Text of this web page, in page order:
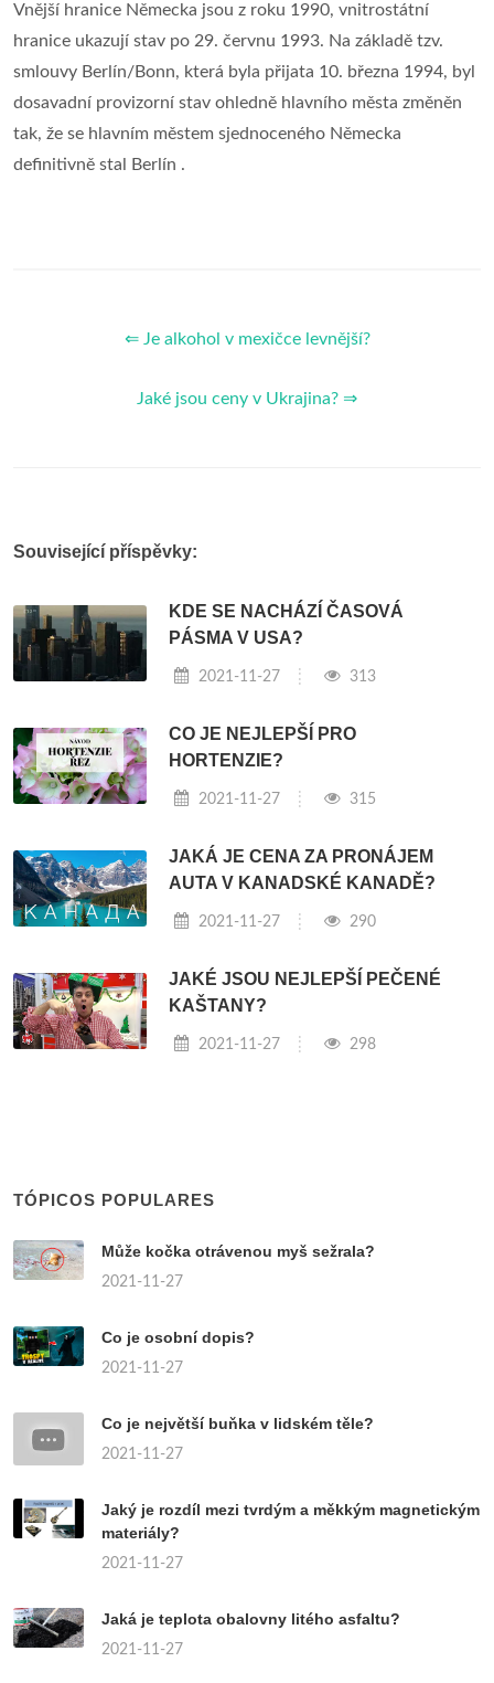
Vnější hranice Německa jsou z roku 1990, vnitrostátní
hranice ukazují stav po 29. červnu 1993. Na základě tzv.
smlouvy Berlín/Bonn, která byla přijata 10. března 1994, byl
dosavadní provizorní stav ohledně hlavního města změněn
tak, že se hlavním městem sjednoceného Německa
definitivně stal Berlín .
⇐ Je alkohol v mexičce levnější?
Jaké jsou ceny v Ukrajina? ⇒
Související příspěvky:
KDE SE NACHÁZÍ ČASOVÁ
PÁSMA V USA?
2021-11-27 313
CO JE NEJLEPŠÍ PRO
HORTENZIE?
2021-11-27 315
JAKÁ JE CENA ZA PRONÁJEM
AUTA V KANADSKÉ KANADĚ?
2021-11-27 290
JAKÉ JSOU NEJLEPŠÍ PEČENÉ
KAŠTANY?
2021-11-27 298
TÓPICOS POPULARES
Může kočka otrávenou myš sežrala?
2021-11-27
Co je osobní dopis?
2021-11-27
Co je největší buňka v lidském těle?
2021-11-27
Jaký je rozdíl mezi tvrdým a měkkým magnetickým
materiály?
2021-11-27
Jaká je teplota obalovny litého asfaltu?
2021-11-27